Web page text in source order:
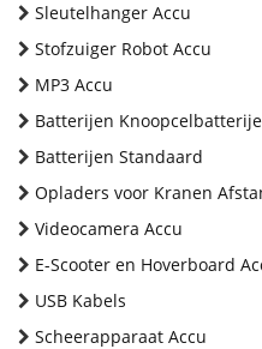
Sleutelhanger Accu
Stofzuiger Robot Accu
MP3 Accu
Batterijen
Batterijen Standaard
Opladers voor Kranen
Videocamera Accu
E-Scooter en Hoverboard
USB Kabels
Scheerapparaat Accu